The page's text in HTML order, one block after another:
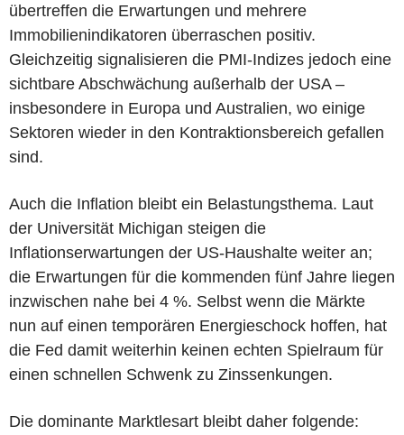
übertreffen die Erwartungen und mehrere
Immobilienindikatoren überraschen positiv.
Gleichzeitig signalisieren die PMI-Indizes jedoch eine
sichtbare Abschwächung außerhalb der USA –
insbesondere in Europa und Australien, wo einige
Sektoren wieder in den Kontraktionsbereich gefallen
sind.
Auch die Inflation bleibt ein Belastungsthema. Laut
der Universität Michigan steigen die
Inflationserwartungen der US-Haushalte weiter an;
die Erwartungen für die kommenden fünf Jahre liegen
inzwischen nahe bei 4 %. Selbst wenn die Märkte
nun auf einen temporären Energieschock hoffen, hat
die Fed damit weiterhin keinen echten Spielraum für
einen schnellen Schwenk zu Zinssenkungen.
Die dominante Marktlesart bleibt daher folgende: